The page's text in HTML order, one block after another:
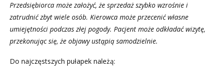
Przedsiębiorca może założyć, że sprzedaż szybko wzrośnie i
zatrudnić zbyt wiele osób. Kierowca może przecenić własne
umiejętności podczas złej pogody. Pacjent może odkładać wizytę,
przekonując się, że objawy ustąpią samodzielnie.
Do najczęstszych pułapek należą: